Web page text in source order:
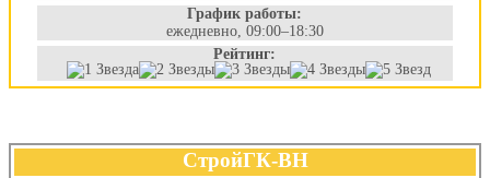
График работы:
ежедневно, 09:00–18:30
Рейтинг:
СтройГК-ВН